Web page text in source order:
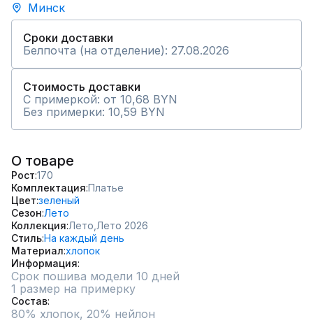
Минск
Сроки доставки
Белпочта (на отделение): 27.08.2026
Стоимость доставки
С примеркой: от 10,68 BYN
Без примерки: 10,59 BYN
О товаре
Рост 170
Комплектация Платье
Цвет зеленый
Сезон Лето
Коллекция Лето, Лето 2026
СтильНа каждый день
Материал хлопок
Информация
Срок пошива модели 10 дней
1 размер на примерку
Состав
80% хлопок, 20% нейлон